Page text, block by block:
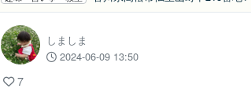
しましま
2024-06-09 13:50
7